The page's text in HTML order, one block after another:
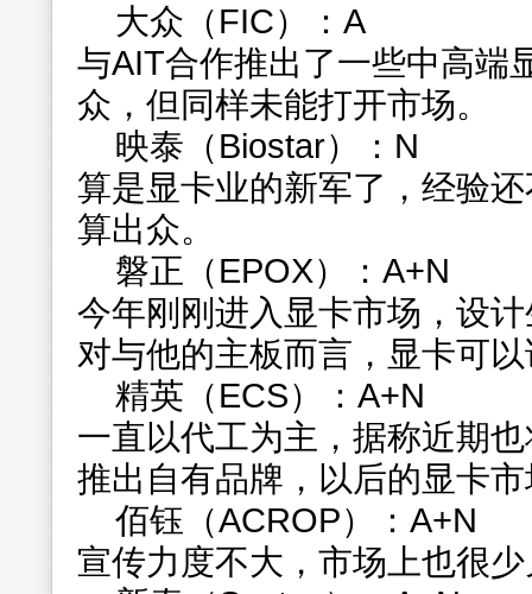
大众（FIC）：A
与AIT合作推出了一些中高端
众，但同样未能打开市场。
映泰（Biostar）：N
算是显卡业的新军了，经验
算出众。
磐正（EPOX）：A+N
今年刚刚进入显卡市场，设
对与他的主板而言，显卡可
精英（ECS）：A+N
一直以代工为主，据称近期
推出自有品牌，以后的显卡
佰钰（ACROP）：A+N
宣传力度不大，市场上也很